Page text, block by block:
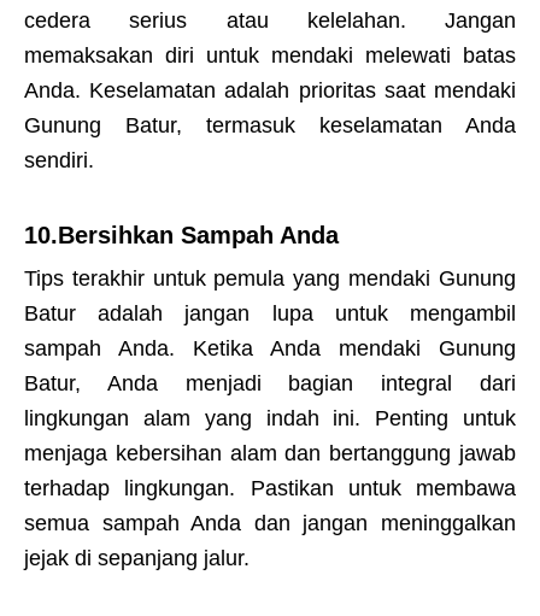
cedera serius atau kelelahan. Jangan
memaksakan diri untuk mendaki melewati batas
Anda. Keselamatan adalah prioritas saat mendaki
Gunung Batur, termasuk keselamatan Anda
sendiri.
10.Bersihkan Sampah Anda
Tips terakhir untuk pemula yang mendaki Gunung
Batur adalah jangan lupa untuk mengambil
sampah Anda. Ketika Anda mendaki Gunung
Batur, Anda menjadi bagian integral dari
lingkungan alam yang indah ini. Penting untuk
menjaga kebersihan alam dan bertanggung jawab
terhadap lingkungan. Pastikan untuk membawa
semua sampah Anda dan jangan meninggalkan
jejak di sepanjang jalur.